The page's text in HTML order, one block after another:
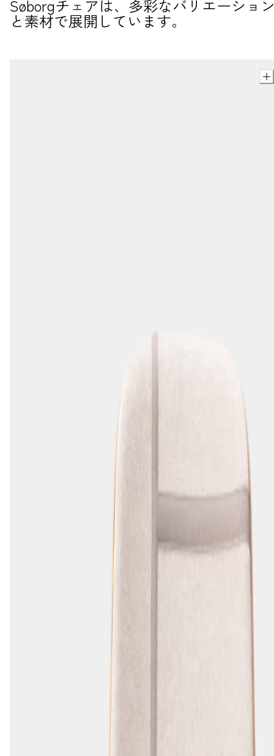
Søborgチェアは、多彩なバリエーショ
と素材で展開しています。